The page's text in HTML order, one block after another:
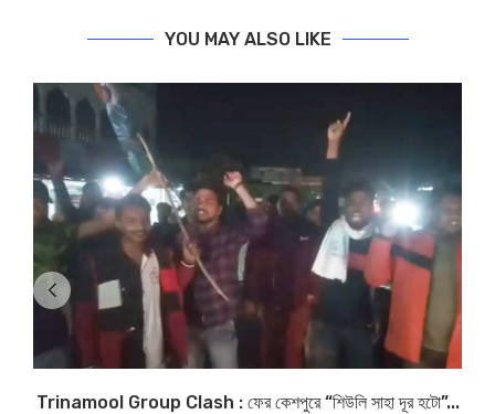
YOU MAY ALSO LIKE
Trinamool Group Clash : ফের কেশপুরে “শিউলি সাহা দূর হটো”...